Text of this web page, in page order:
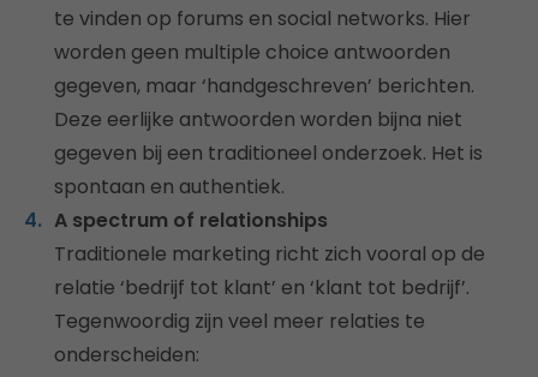
te vinden op forums en social networks. Hier
worden geen multiple choice antwoorden
gegeven, maar ‘handgeschreven’ berichten.
Deze eerlijke antwoorden worden bijna niet
gegeven bij een traditioneel onderzoek. Het is
spontaan en authentiek.
A spectrum of relationships
Traditionele marketing richt zich vooral op de
relatie ‘bedrijf tot klant’ en ‘klant tot bedrijf’.
Tegenwoordig zijn veel meer relaties te
onderscheiden: